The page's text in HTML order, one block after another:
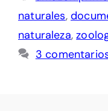
naturales,
naturaleza,
3